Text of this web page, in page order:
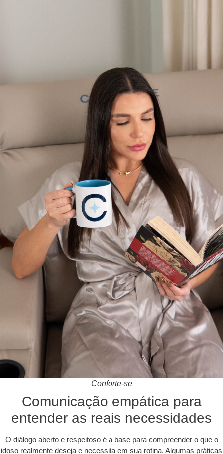
Conforte-se
Comunicação empática para
entender as reais necessidades
O diálogo aberto e respeitoso é a base para compreender o que o
idoso realmente deseja e necessita em sua rotina. Algumas práticas